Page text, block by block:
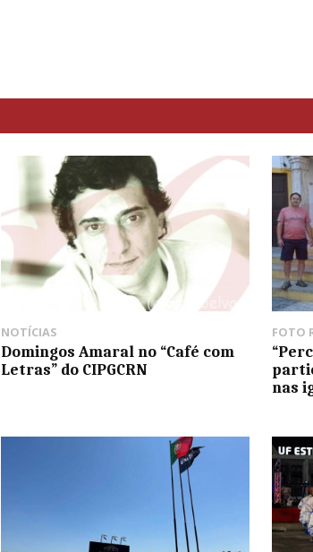
NOTÍCIAS
Domingos Amaral no “Café com
Letras” do CIPGCRN
FOTO
nas